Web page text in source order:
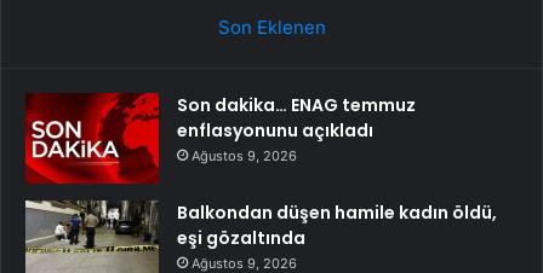
Son Eklenen
Son dakika… ENAG temmuz
enflasyonunu açıkladı
Ağustos 9, 2026
Balkondan düşen hamile kadın öldü,
eşi gözaltında
Ağustos 9, 2026